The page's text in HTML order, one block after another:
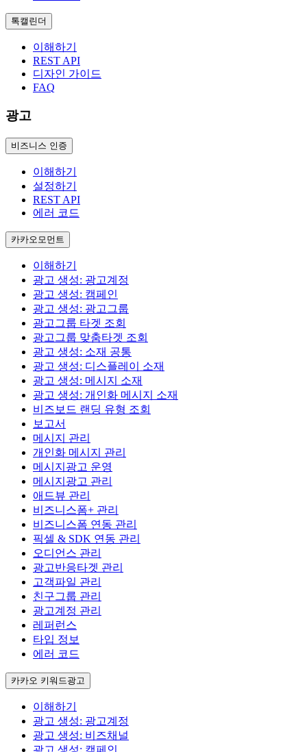
톡캘린더
이해하기
REST API
디자인 가이드
FAQ
광고
비즈니스 인증
이해하기
설정하기
REST API
에러 코드
카카오모먼트
이해하기
광고 생성: 광고계정
광고 생성: 캠페인
광고 생성: 광고그룹
광고그룹 타겟 조회
광고그룹 맞춤타겟 조회
광고 생성: 소재 공통
광고 생성: 디스플레이 소재
광고 생성: 메시지 소재
광고 생성: 개인화 메시지 소재
비즈보드 랜딩 유형 조회
보고서
메시지 관리
개인화 메시지 관리
메시지광고 운영
메시지광고 관리
애드뷰 관리
비즈니스폼+ 관리
비즈니스폼 연동 관리
픽셀 & SDK 연동 관리
오디언스 관리
광고반응타겟 관리
고객파일 관리
친구그룹 관리
광고계정 관리
레퍼런스
타입 정보
에러 코드
카카오 키워드광고
이해하기
광고 생성: 광고계정
광고 생성: 비즈채널
광고 생성: 캠페인